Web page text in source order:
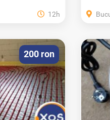
12h
200 ron